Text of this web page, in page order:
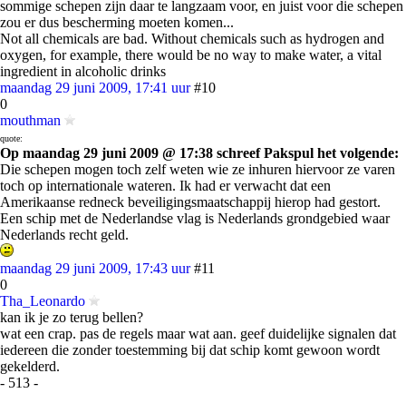
sommige schepen zijn daar te langzaam voor, en juist voor die schepen
zou er dus bescherming moeten komen...
Not all chemicals are bad. Without chemicals such as hydrogen and
oxygen, for example, there would be no way to make water, a vital
ingredient in alcoholic drinks
maandag 29 juni 2009, 17:41 uur #10
0
mouthman
quote:
Op maandag 29 juni 2009 @ 17:38 schreef Pakspul het volgende:
Die schepen mogen toch zelf weten wie ze inhuren hiervoor ze varen
toch op internationale wateren. Ik had er verwacht dat een
Amerikaanse redneck beveiligingsmaatschappij hierop had gestort.
Een schip met de Nederlandse vlag is Nederlands grondgebied waar
Nederlands recht geld.
maandag 29 juni 2009, 17:43 uur #11
0
Tha_Leonardo
kan ik je zo terug bellen?
wat een crap. pas de regels maar wat aan. geef duidelijke signalen dat
iedereen die zonder toestemming bij dat schip komt gewoon wordt
gekelderd.
- 513 -